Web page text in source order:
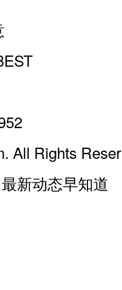
All Rights
新动态早知道